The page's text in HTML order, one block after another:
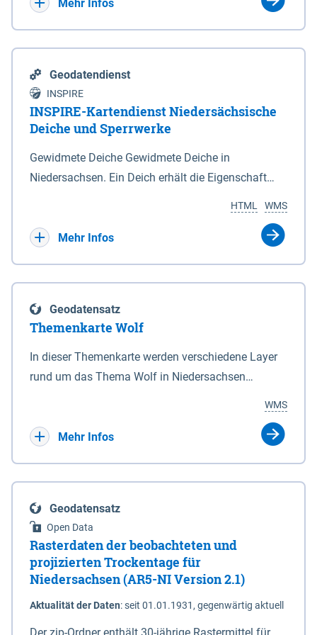
Mehr Infos
Geodatendienst
INSPIRE
INSPIRE-Kartendienst Niedersächsische
Deiche und Sperrwerke
Gewidmete Deiche Gewidmete Deiche in
Niedersachsen. Ein Deich erhält die Eigenschaft
Deichbehörde durch Verordnung ausspricht. Für
enthalten. Sperrwerke Sperrwerke sind Bauwerke
mit Sperrvorrichtungen in Tidegewässern, die dem
Schutz eines Gebietes vor erhöhten Tiden, vor allem
vor Sturmfluten, zu dienen bestimmt sind (§2 Abs.3
Eigenschaft eines Sperrwerkes durch Widmung, die
die Deichbehörde durch Verordnung ausspricht.
WMS
HTML
Mehr Infos
Geodatensatz
Themenkarte Wolf
In dieser Themenkarte werden verschiedene Layer
rund um das Thema Wolf in Niedersachsen
sowie Status der bestehenden Wolfsterritorien im
laufenden Monitoringjahr.
WMS
Mehr Infos
Geodatensatz
Open Data
Rasterdaten der beobachteten und
projizierten Trockentage für
Niedersachsen (AR5-NI Version 2.1)
Aktualität der Daten:seit 01.01.1931, gegenwärtig aktuell